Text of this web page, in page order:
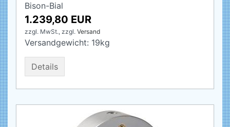
Bison-Bial
1.239,80 EUR
zzgl. MwSt., zzgl. Versand
Versandgewicht: 19kg
Details